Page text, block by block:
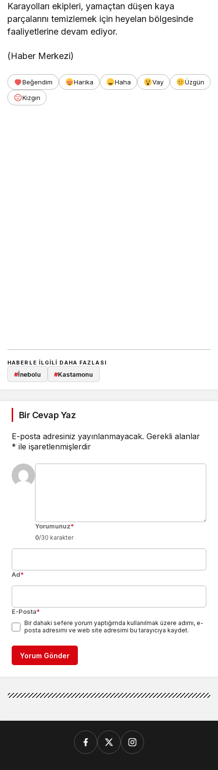
Karayolları ekipleri, yamaçtan düşen kaya
parçalarını temizlemek için heyelan bölgesinde
faaliyetlerine devam ediyor.
(Haber Merkezi)
Beğendim Harika Haha Vay
Üzgün
Kızgın
HABERLE ILGILI DAHA FAZLASI
#İnebolu #Kastamonu
Bir Cevap Yaz
E-posta adresiniz yayınlanmayacak. Gerekli alanlar
* ile işaretlenmişlerdir
Yorumunuz*
0/30 karakter
Ad*
E-Posta*
Bir dahaki sefere yorum yaptığımda kullanılmak üzere adımı, e-
posta adresimi ve web site adresimi bu tarayıcıya kaydet.
Yorum Gönder